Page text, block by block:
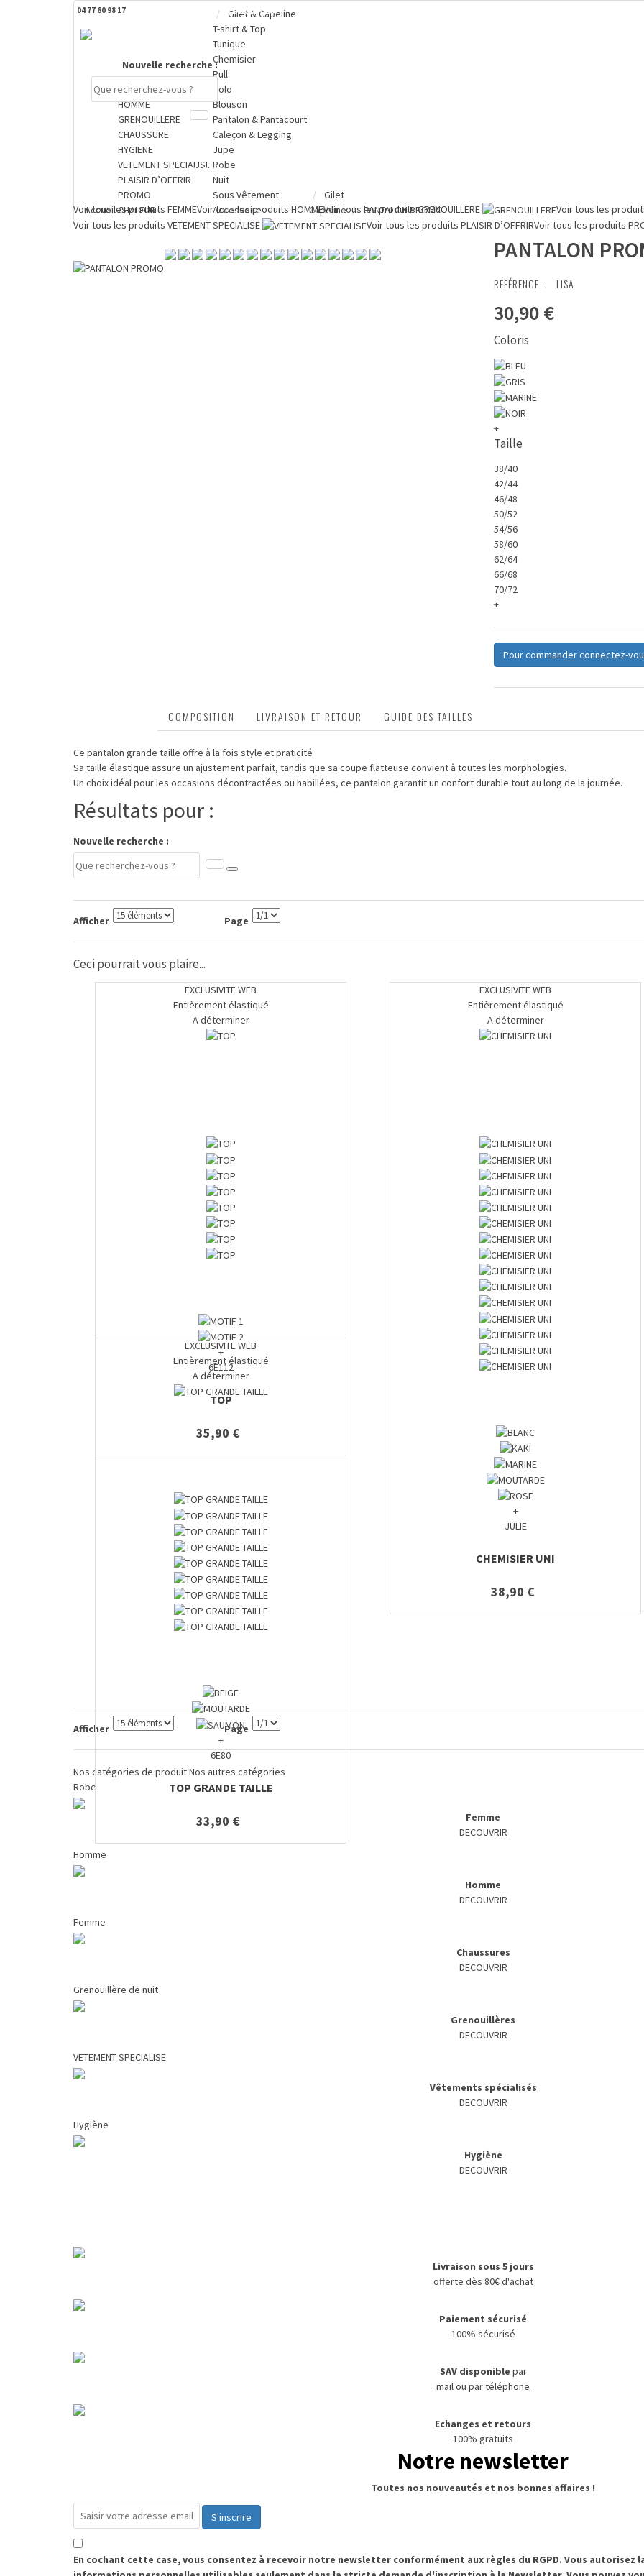
04 77 60 98 17 DERNIERS PRODUITS CONSULTÉS
Nouvelle recherche :
Compte
PANIER
Voir tous les produits FEMMEVoir tous les produits HOMMEVoir tous les produitsGRENOUILLERE
Voir tous les
Voir tous les produitsVETEMENT SPECIALISE Voir tous les produitsPLAISIR D’OFFRIRVoir tous les produits
Accueil
FEMME
HOMME
GRENOUILLERE
CHAUSSURE
HYGIENE
VETEMENT SPECIALISE
PLAISIR D’OFFRIR
PROMO
CHALEUR
Gilet & Capeline
T-shirt & Top
Tunique
Chemisier
Pull
Polo
Blouson
Pantalon & Pantacourt
Caleçon & Legging
Jupe
Robe
Nuit
Sous Vêtement
Accessoire
Gilet
Capeline
PANTALON PROMO
PANTALON
RÉFÉRENCE : LISA
30,90 €
Coloris
+
Taille
38/40
42/44
46/48
50/52
54/56
58/60
62/64
66/68
70/72
+
Pour commander connectez-
COMPOSITION LIVRAISON ET RETOUR GUIDE DES TAILLES
Ce pantalon grande taille offre à la fois style et praticité
Sa taille élastique assure un ajustement parfait, tandis que sa coupe flatteuse convient à toutes les morphologies.
Un choix idéal pour les occasions décontractées ou habillées, ce pantalon garantit un confort durable tout au long de la journée.
Résultats pour :
Nouvelle recherche :
Afficher Page
Ceci pourrait vous plaire...
EXCLUSIVITE WEB
Entièrement élastiqué
A déterminer
+
6E112
TOP
35,90 €
EXCLUSIVITE WEB
Entièrement élastiqué
A déterminer
+
JULIE
CHEMISIER UNI
38,90 €
EXCLUSIVITE WEB
Entièrement élastiqué
A déterminer
+
6E80
TOP GRANDE TAILLE
33,90 €
Afficher Page
Nos catégories de produitNos autres catégories
Robe
Femme
DECOUVRIR
Homme
Homme
DECOUVRIR
Femme
Chaussures
DECOUVRIR
Grenouillère de nuit
Grenouillères
DECOUVRIR
VETEMENT SPECIALISE
Vêtements spécialisés
DECOUVRIR
Hygiène
Hygiène
DECOUVRIR
Livraison sous 5 jours
offerte dès 80€ d'achat
Paiement sécurisé
100% sécurisé
SAV disponible par
mail ou par téléphone
Echanges et retours
100% gratuits
Notre newsletter
Toutes nos nouveautés et nos bonnes affaires !
S'inscrire
En cochant cette case, vous consentez à recevoir notre newsletter conformément aux règles du RGPD. Vous autorisez